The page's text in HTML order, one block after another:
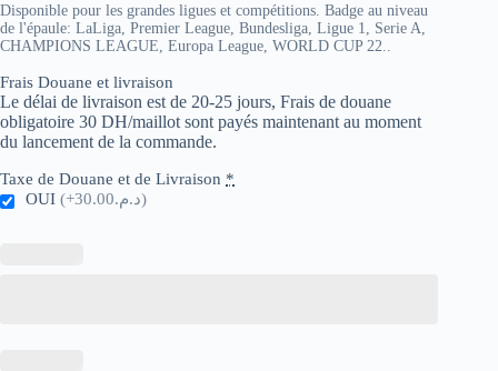
Disponible pour les grandes ligues et compétitions. Badge au niveau
de l'épaule: LaLiga, Premier League, Bundesliga, Ligue 1, Serie A,
CHAMPIONS LEAGUE, Europa League, WORLD CUP 22..
Frais Douane et livraison
Le délai de livraison est de 20-25 jours, Frais de douane
obligatoire 30 DH/maillot sont payés maintenant au moment
du lancement de la commande.
Taxe de Douane et de Livraison *
OUI
(+د.م.30.00)